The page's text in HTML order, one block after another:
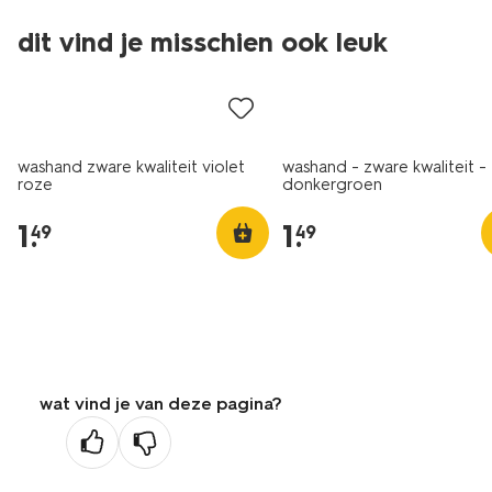
dit vind je misschien ook leuk
nieuw
washand zware kwaliteit violet
roze
1.
49
washand - zware kwaliteit -
donkergroen
1.
49
wat vind je van deze pagina?